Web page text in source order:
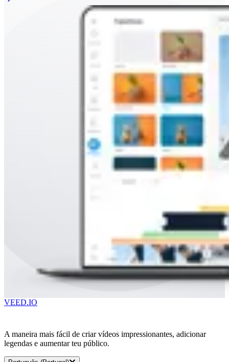
VEED.IO
A maneira mais fácil de criar vídeos impressionantes, adicionar
legendas e aumentar teu público.